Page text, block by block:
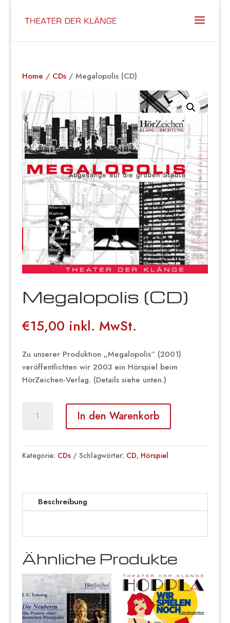
Home / CDs/ Megalopolis (CD)
Megalopolis (CD)
€15,00 inkl. MwSt.
Zu unserer Produktion „Megalopolis“ (2001)
veröffentlichten wir 2003 ein Hörspiel beim
HörZeichen-Verlag. (Details siehe unten.)
In den Warenkorb
Kategorie: CDs Schlagwörter: CD, Hörspiel
Beschreibung
Ähnliche Produkte